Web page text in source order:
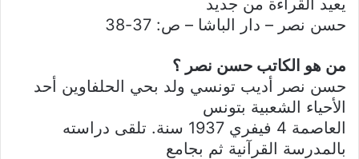
يعيد القراءة من جديد
حسن نصر – دار الباشا – ص: 37-38
من هو الكاتب حسن نصر ؟
حسن نصر أديب تونسي ولد بحي الحلفاوين أحد
الأحياء الشعبية بتونس
العاصمة 4 فيفري 1937 سنة. تلقى دراسته
بالمدرسة القرآنية ثم بجامع